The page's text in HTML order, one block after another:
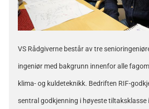
VS Rådgiverne består av tre
ingeniør med bakgrunn innenfor alle
klima- og kuldeteknikk. Bedriften RIF-
sentral godkjenning i høyeste tiltaksklasse